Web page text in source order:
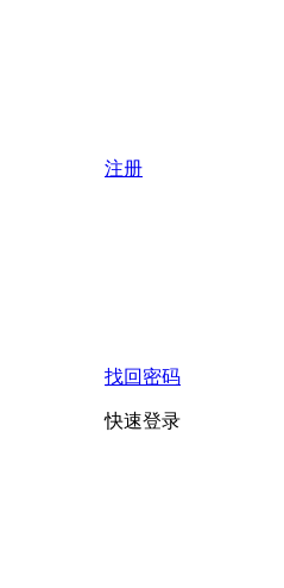
注册
找回密码
快速登录